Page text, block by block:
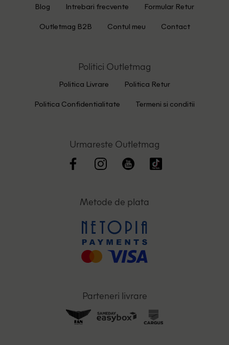
Blog Intrebari frecvente Formular Retur
Outletmag B2B Contul meu Contact
Politici Outletmag
Politica Livrare Politica Retur
Politica Confidentialitate Termeni si conditii
Urmareste Outletmag
Metode de plata
Parteneri livrare